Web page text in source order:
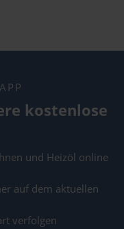
kostenlose
und Heizöl online
auf dem aktuellen
verfolgen